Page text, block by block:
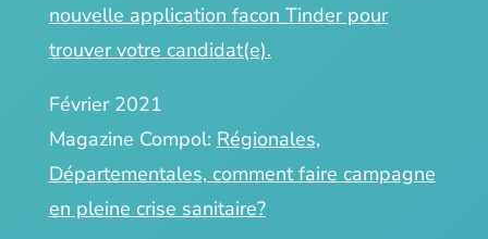
nouvelle application facon Tinder pour
trouver votre candidat(e).
Février 2021
Magazine Compol: Régionales,
Départementales, comment faire campagne
en pleine crise sanitaire?